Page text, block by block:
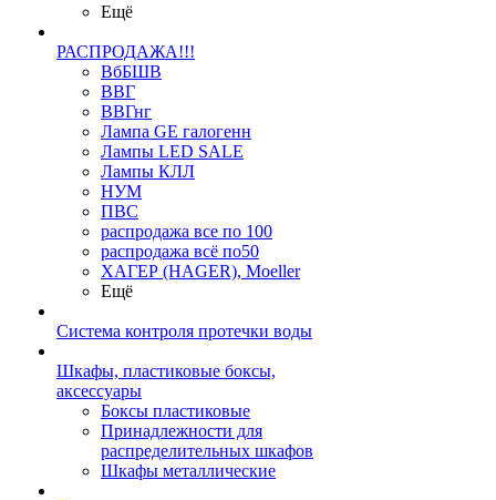
Ещё
РАСПРОДАЖА!!!
ВбБШВ
ВВГ
ВВГнг
Лампа GE галогенн
Лампы LED SALE
Лампы КЛЛ
НУМ
ПВС
распродажа все по 100
распродажа всё по50
ХАГЕР (HAGER), Moeller
Ещё
Система контроля протечки воды
Шкафы, пластиковые боксы,
аксессуары
Боксы пластиковые
Принадлежности для
распределительных шкафов
Шкафы металлические